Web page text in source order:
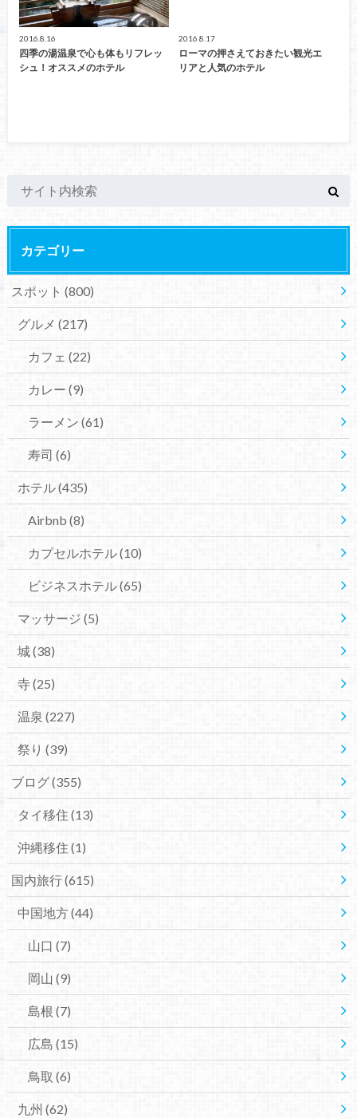
2016.8.16
四季の湯温泉で心も体もリフレッ
シュ！オススメのホテル
2016.8.17
ローマの押さえておきたい観光エ
リアと人気のホテル
カテゴリー
スポット (800)
グルメ (217)
カフェ (22)
カレー (9)
ラーメン (61)
寿司 (6)
ホテル(435)
Airbnb (8)
カプセルホテル(10)
ビジネスホテル(65)
マッサージ (5)
城(38)
寺(25)
温泉 (227)
祭り (39)
ブログ(355)
タイ移住 (13)
沖縄移住 (1)
国内旅行(615)
中国地方(44)
山口 (7)
岡山 (9)
島根 (7)
広島 (15)
鳥取 (6)
九州 (62)